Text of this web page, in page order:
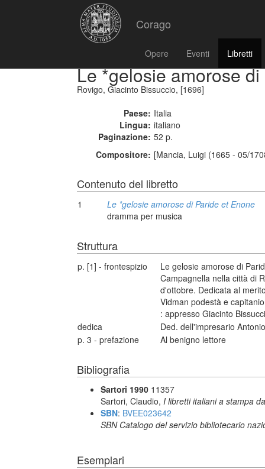
Corago
Opere Eventi Libretti
Le *gelosie amorose
Rovigo, Giacinto Bissuccio, [1696]
Paese: Italia
Lingua: italiano
Paginazione: 52 p.
Compositore: [Mancia, Luigi (1665 - 05/
Contenuto del libretto
1
Le *gelosie amorose di Paride et Enone
dramma per musica
Struttura
p. [1] - frontespizio
Le gelosie amorose di
Campagnella nella città di
d'ottobre. Dedicata al
Vidman podestà e
: appresso Giacinto
dedica
Ded. dell'impresario
p. 3 - prefazione
Al benigno lettore
Bibliografia
Sartori 1990 11357
Sartori, Claudio, I libretti italiani a stampa
SBN: BVEE023642
SBN Catalogo del servizio bibliotecario
Esemplari